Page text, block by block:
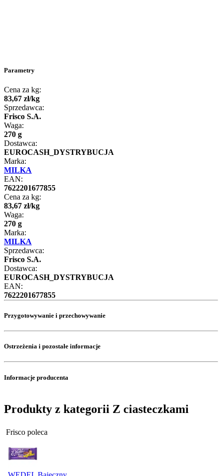
Parametry
Cena za kg:
83,67 zł/kg
Sprzedawca:
Frisco S.A.
Waga:
270 g
Dostawca:
EUROCASH_DYSTRYBUCJA
Marka:
MILKA
EAN:
7622201677855
Cena za kg:
83,67 zł/kg
Waga:
270 g
Marka:
MILKA
Sprzedawca:
Frisco S.A.
Dostawca:
EUROCASH_DYSTRYBUCJA
EAN:
7622201677855
Przygotowywanie i przechowywanie
Ostrzeżenia i pozostałe informacje
Informacje producenta
Produkty z kategorii Z ciasteczkami
Frisco poleca